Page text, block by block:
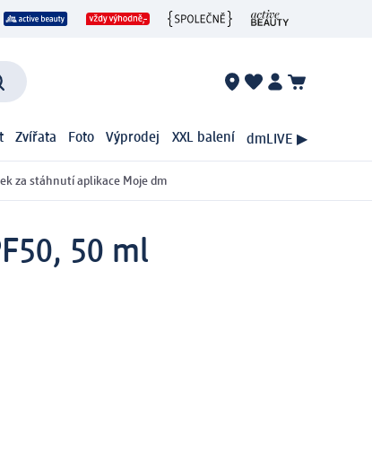
Zvířata Foto Výprodej XXL balení dmLIVE ▶
za stáhnutí aplikace Moje dm
50 ml